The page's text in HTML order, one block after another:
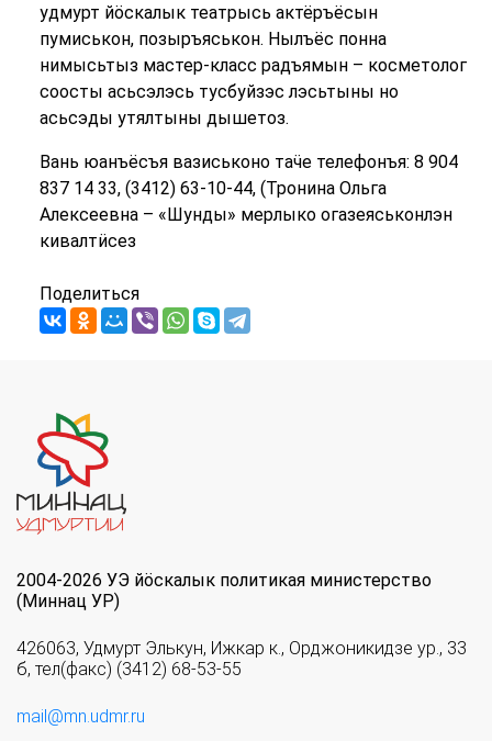
удмурт йӧскалык театрысь актёръёсын
пумиськон, позыръяськон. Нылъёс понна
нимысьтыз мастер-класс радъямын – косметолог
соосты асьсэлэсь тусбуйзэс лэсьтыны но
асьсэды утялтыны дышетоз.
Вань юанъёсъя вазиськоно таӵе телефонъя: 8 904
837 14 33, (3412) 63-10-44, (Тронина Ольга
Алексеевна – «Шунды» мерлыко огазеяськонлэн
кивалтӥсез
Поделиться
2004-2026 УЭ йöскалык политикая министерство
(Миннац УР)
426063, Удмурт Элькун, Ижкар к., Орджоникидзе ур., 33
б, тел(факс) (3412) 68-53-55
mail@mn.udmr.ru